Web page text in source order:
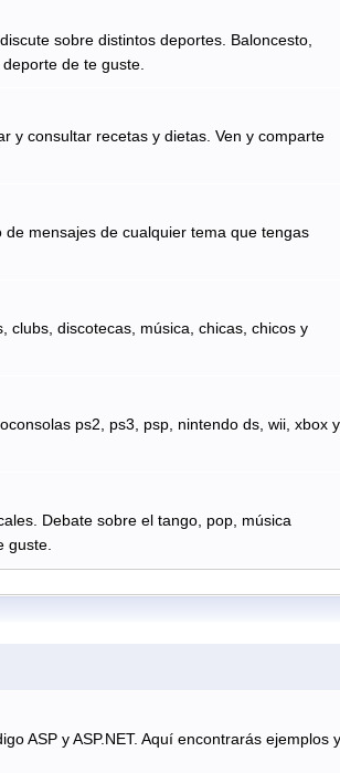
sobre distintos deportes. Baloncesto,
de te guste.
y consultar recetas y dietas. Ven y comparte
mensajes de cualquier tema que tengas
clubs, discotecas, música, chicas, chicos y
ps2, ps3, psp, nintendo ds, wii, xbox y
Debate sobre el tango, pop, música
guste.
ASP y ASP.NET. Aquí encontrarás ejemplos y